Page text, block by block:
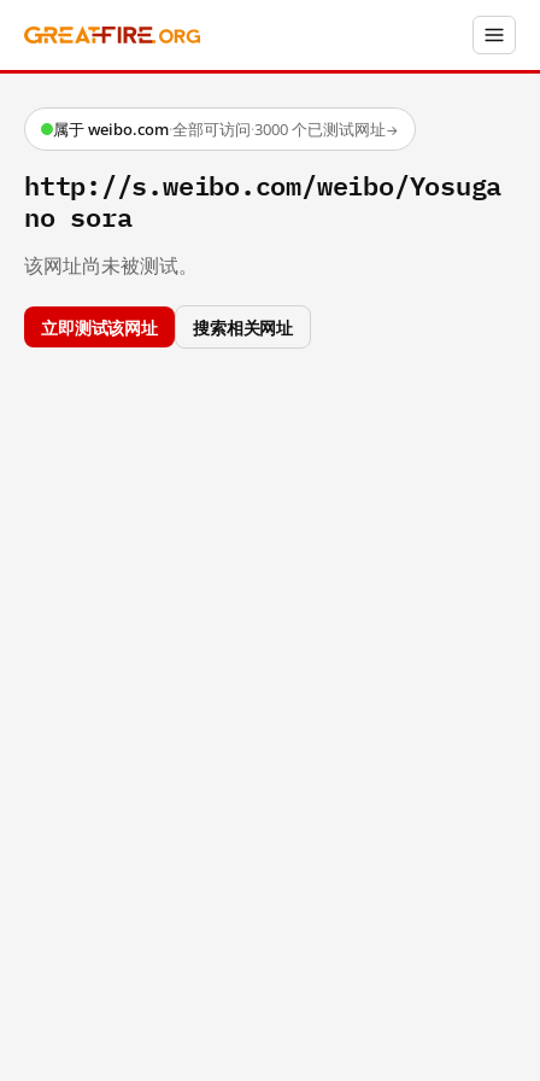
属于 weibo.com·全部可访问·3000 个已测试网址→
http://s.weibo.com/weibo/Yosuga
no sora
该网址尚未被测试。
立即测试该网址 搜索相关网址